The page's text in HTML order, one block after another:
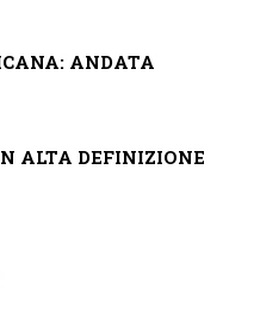
ANDATA
ALTA DEFINIZIONE